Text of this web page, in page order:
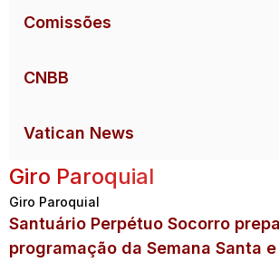
Comissões
CNBB
Vatican News
Giro Paroquial
Giro Paroquial
Santuário Perpétuo Socorro
programação da Semana Santa